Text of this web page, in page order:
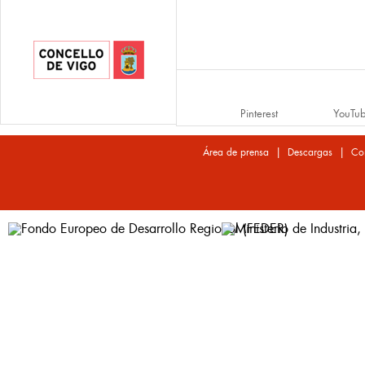
Pinterest
Área de prensa | Descargas|